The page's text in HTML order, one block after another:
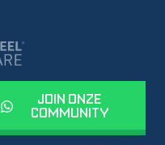
JOIN ONZE
COMMUNITY